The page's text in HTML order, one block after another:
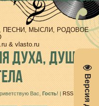
ПЕСНИ, МЫСЛИ, РОДОВОЕ
& vlasto.ru
ДУХА, ДУШИ,
Вас Гость! | RSS